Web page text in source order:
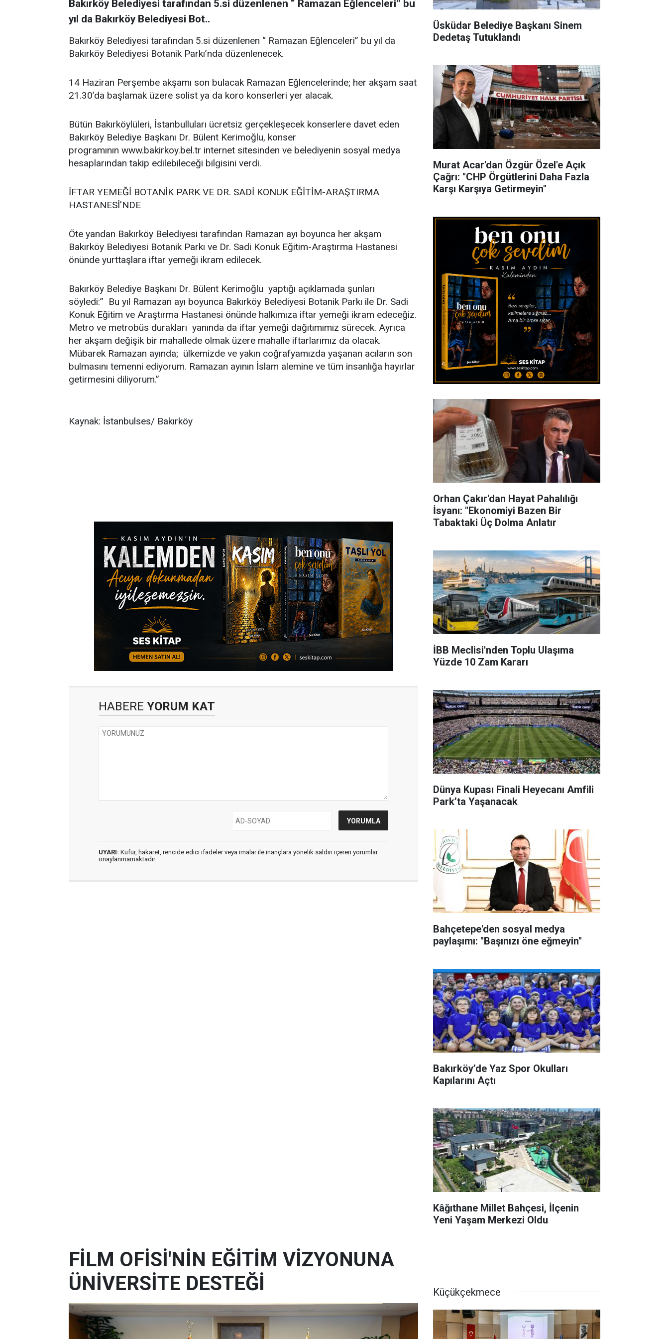
Bakırköy Belediyesi tarafından 5.si düzenlenen “ Ramazan Eğlenceleri” bu
yıl da Bakırköy Belediyesi Bot..
Bakırköy Belediyesi tarafından 5.si düzenlenen “ Ramazan Eğlenceleri” bu yıl da
Bakırköy Belediyesi Botanik Parkı’nda düzenlenecek.
14 Haziran Perşembe akşamı son bulacak Ramazan Eğlencelerinde; her akşam saat
21.30’da başlamak üzere solist ya da koro konserleri yer alacak.
Bütün Bakırköylüleri, İstanbulluları ücretsiz gerçekleşecek konserlere davet eden
Bakırköy Belediye Başkanı Dr. Bülent Kerimoğlu, konser
programının www.bakirkoy.bel.tr internet sitesinden ve belediyenin sosyal medya
hesaplarından takip edilebileceği bilgisini verdi.
İFTAR YEMEĞİ BOTANİK PARK VE DR. SADİ KONUK EĞİTİM-ARAŞTIRMA
HASTANESİ’NDE
Öte yandan Bakırköy Belediyesi tarafından Ramazan ayı boyunca her akşam
Bakırköy Belediyesi Botanik Parkı ve Dr. Sadi Konuk Eğitim-Araştırma Hastanesi
önünde yurttaşlara iftar yemeği ikram edilecek.
Bakırköy Belediye Başkanı Dr. Bülent Kerimoğlu yaptığı açıklamada şunları
söyledi:” Bu yıl Ramazan ayı boyunca Bakırköy Belediyesi Botanik Parkı ile Dr. Sadi
Konuk Eğitim ve Araştırma Hastanesi önünde halkımıza iftar yemeği ikram edeceğiz.
Metro ve metrobüs durakları yanında da iftar yemeği dağıtımımız sürecek. Ayrıca
her akşam değişik bir mahallede olmak üzere mahalle iftarlarımız da olacak.
Mübarek Ramazan ayında; ülkemizde ve yakın coğrafyamızda yaşanan acıların son
bulmasını temenni ediyorum. Ramazan ayının İslam alemine ve tüm insanlığa hayırlar
getirmesini diliyorum.”
Kaynak: İstanbulses/ Bakırköy
HABERE YORUM KAT
UYARI: Küfür, hakaret, rencide edici ifadeler veya imalar ile inançlara yönelik saldırı içeren yorumlar
onaylanmamaktadır.
Üsküdar Belediye Başkanı Sinem
Dedetaş Tutuklandı
Murat Acar'dan Özgür Özel'e Açık
Çağrı: "CHP Örgütlerini Daha Fazla
Karşı Karşıya Getirmeyin"
Orhan Çakır'dan Hayat Pahalılığı
İsyanı: "Ekonomiyi Bazen Bir
Tabaktaki Üç Dolma Anlatır
İBB Meclisi'nden Toplu Ulaşıma
Yüzde 10 Zam Kararı
Dünya Kupası Finali Heyecanı Amfili
Park’ta Yaşanacak
Bahçetepe'den sosyal medya
paylaşımı: "Başınızı öne eğmeyin"
Bakırköy’de Yaz Spor Okulları
Kapılarını Açtı
Kâğıthane Millet Bahçesi, İlçenin
Yeni Yaşam Merkezi Oldu
FİLM OFİSİ'NİN EĞİTİM VİZYONUNA
ÜNİVERSİTE DESTEĞİ
Küçükçekmece